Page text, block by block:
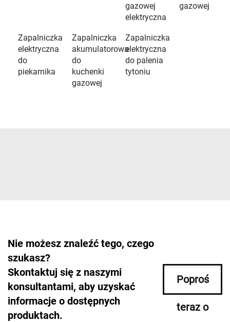
gazowej
elektryczna
gazowej
Zapalniczka
elektryczna
do
piekarnika
Zapalniczka
akumulatorowa
do
kuchenki
gazowej
Zapalniczka
elektryczna
do palenia
tytoniu
Nie możesz znaleźć tego, czego
szukasz?
Skontaktuj się z naszymi
konsultantami, aby uzyskać
informacje o dostępnych
produktach.
Poproś
teraz o